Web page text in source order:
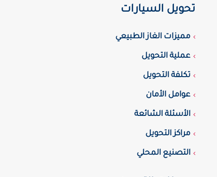
تحويل السيارات
مميزات الغاز الطبيعي
عملية التحويل
تكلفة التحويل
عوامل الأمان
الأسئلة الشائعة
مراكز التحويل
التصنيع المحلي